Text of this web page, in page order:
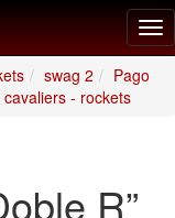
swag 2
Pago
cavaliers - rockets
R”